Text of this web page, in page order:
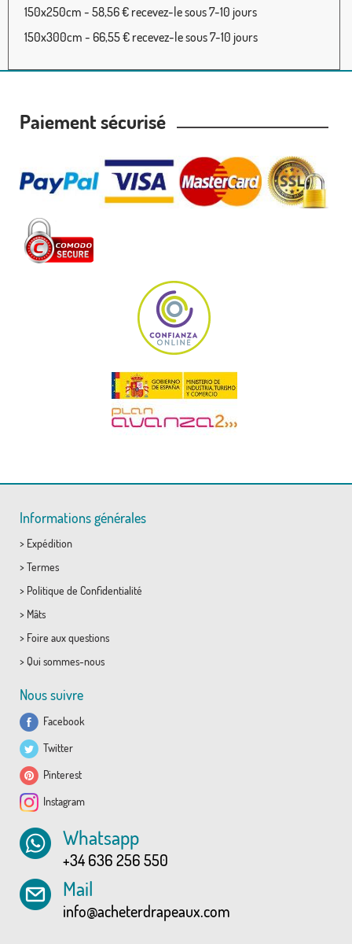
150x250cm - 58,56 € recevez-le sous 7-10 jours
150x300cm - 66,55 € recevez-le sous 7-10 jours
Paiement sécurisé
Informations générales
> Expédition
> Termes
> Politique de Confidentialité
> Mâts
> Foire aux questions
> Qui sommes-nous
Nous suivre
Facebook
Twitter
Pinterest
Instagram
Whatsapp
+34 636 256 550
Mail
info@acheterdrapeaux.com